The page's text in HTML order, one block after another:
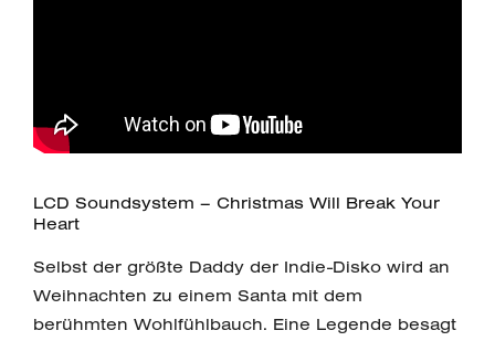
LCD Soundsystem – Christmas Will Break Your
Heart
Selbst der größte Daddy der Indie-Disko wird an
Weihnachten zu einem Santa mit dem
berühmten Wohlfühlbauch. Eine Legende besagt